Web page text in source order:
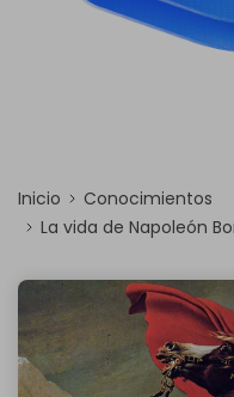
Inicio
Conocimientos
La vida de Napoleón